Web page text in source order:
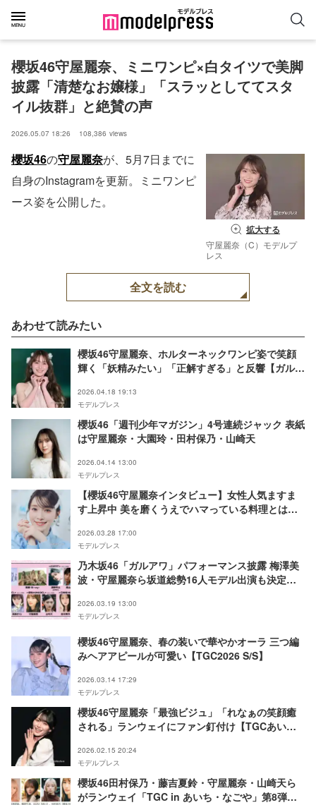
櫻坂46守屋麗奈、ミニワンピ×白タイツで美脚
披露「清楚なお嬢様」「スラッとしててスタ
イル抜群」と絶賛の声
2026.05.07 18:26 108,386 views
拡大する
守屋麗奈（C）モデルプ
レス
櫻坂46の守屋麗奈が、5月7日までに
自身のInstagramを更新。ミニワンピ
ース姿を公開した。
全文を読む
あわせて読みたい
櫻坂46守屋麗奈、ホルターネックワンピ姿で笑顔
輝く「妖精みたい」「正解すぎる」と反響【ガルア
2026.04.18 19:13
モデルプレス
櫻坂46「週刊少年マガジン」4号連続ジャック 表紙
は守屋麗奈・大園玲・田村保乃・山崎天
2026.04.14 13:00
モデルプレス
【櫻坂46守屋麗奈インタビュー】女性人気ますま
す上昇中 美を磨くうえでハマっている料理とは
2026.03.28 17:00
モデルプレス
乃木坂46「ガルアワ」パフォーマンス披露 梅澤美
波・守屋麗奈ら坂道総勢16人モデル出演も決定
2026.03.19 13:00
モデルプレス
櫻坂46守屋麗奈、春の装いで華やかオーラ 三つ編
みヘアアピールが可愛い【TGC2026 S/S】
2026.03.14 17:29
モデルプレス
櫻坂46守屋麗奈「最強ビジュ」「れなぁの笑顔癒
される」ランウェイにファン釘付け【TGCあい
2026.02.15 20:24
モデルプレス
櫻坂46田村保乃・藤吉夏鈴・守屋麗奈・山崎天ら
がランウェイ「TGC in あいち・なごや」第8弾出